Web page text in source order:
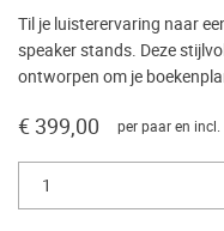
Til je luisterervaring naar
speaker stands. Deze
ontworpen om je
€ 399,00 per paar en incl.
1